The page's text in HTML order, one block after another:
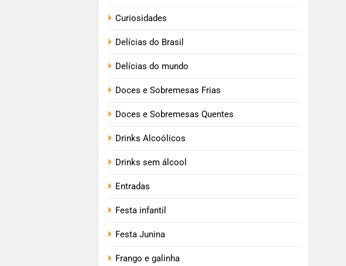
Curiosidades
Delícias do Brasil
Delícias do mundo
Doces e Sobremesas Frias
Doces e Sobremesas Quentes
Drinks Alcoólicos
Drinks sem álcool
Entradas
Festa infantil
Festa Junina
Frango e galinha